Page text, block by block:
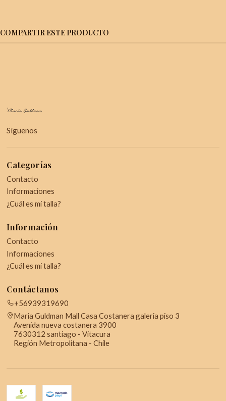
COMPARTIR ESTE PRODUCTO
Síguenos
Categorías
Contacto
Informaciones
¿Cuál es mi talla?
Información
Contacto
Informaciones
¿Cuál es mi talla?
Contáctanos
+56939319690
Maria Guldman Mall Casa Costanera galeria piso 3
Avenida nueva costanera 3900
7630312 santiago - Vitacura
Región Metropolitana - Chile